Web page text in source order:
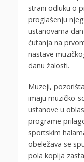
strani odluku o
proglašenju
ustanovama
ćutanja na
nastave
danu žalosti.
Muzeji,
imaju muzičko-
ustanove u
programe
sportskim
obeležava se
pola koplja